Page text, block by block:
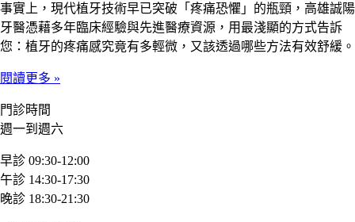
事實上，現代植牙技術早已突破「疼痛恐懼」的瓶頸，高雄誠陽
牙醫憑藉多年臨床經驗與先進醫療資源，用最淺顯的方式告訴
您：植牙的疼痛感究竟有多輕微，又該透過哪些方法有效舒緩。
閱讀更多 »
門診時間
週一到週六
早診 09:30-12:00
午診 14:30-17:30
晚診 18:30-21:30